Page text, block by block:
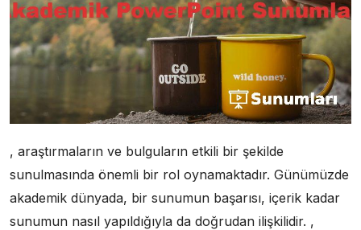
, araştırmaların ve bulguların etkili bir şekilde
sunulmasında önemli bir rol oynamaktadır. Günümüzde
akademik dünyada, bir sunumun başarısı, içerik kadar
sunumun nasıl yapıldığıyla da doğrudan ilişkilidir. ,